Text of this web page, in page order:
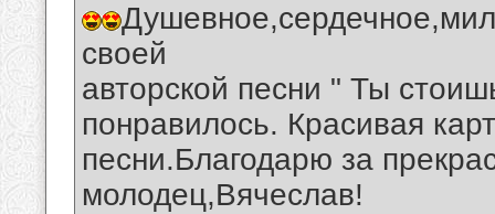
своей
авторской песни " Ты
понравилось. Красивая
песни.Благодарю за
молодец,Вячеслав!